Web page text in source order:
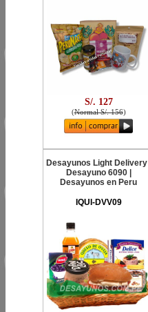
S/. 127
(Normal S/. 156)
Desayunos Light Delivery |
Desayuno 6090 |
Desayunos en Peru
IQUI-DVV09